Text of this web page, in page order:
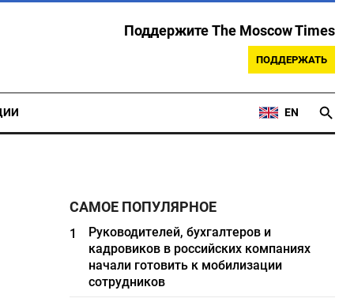
Поддержите The Moscow Times
ПОДДЕРЖАТЬ
EN
САМОЕ ПОПУЛЯРНОЕ
1
Руководителей, бухгалтеров и
кадровиков в российских компаниях
начали готовить к мобилизации
сотрудников